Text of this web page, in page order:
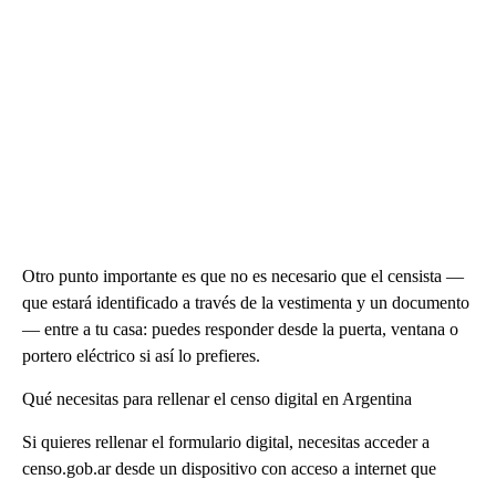
Otro punto importante es que no es necesario que el censista —
que estará identificado a través de la vestimenta y un documento
— entre a tu casa: puedes responder desde la puerta, ventana o
portero eléctrico si así lo prefieres.
Qué necesitas para rellenar el censo digital en Argentina
Si quieres rellenar el formulario digital, necesitas acceder a
censo.gob.ar desde un dispositivo con acceso a internet que